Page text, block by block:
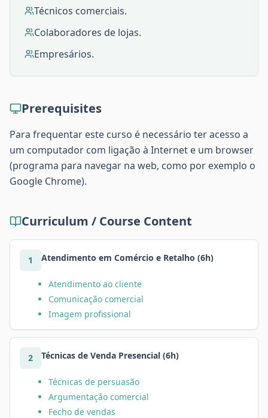
Técnicos comerciais.
Colaboradores de lojas.
Empresários.
Prerequisites
Para frequentar este curso é necessário ter acesso a
um computador com ligação à Internet e um browser
(programa para navegar na web, como por exemplo o
Google Chrome).
Curriculum / Course Content
1 Atendimento em Comércio e Retalho (6h)
Atendimento ao cliente
Comunicação comercial
Imagem profissional
2 Técnicas de Venda Presencial (6h)
Técnicas de persuasão
Argumentação comercial
Fecho de vendas